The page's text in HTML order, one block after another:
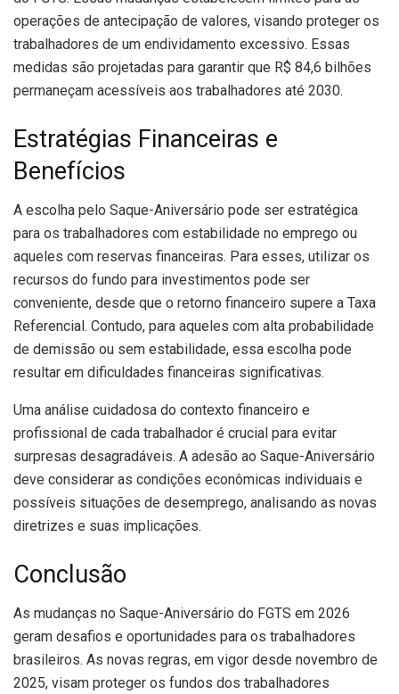
operações de antecipação de valores, visando proteger os
trabalhadores de um endividamento excessivo. Essas
medidas são projetadas para garantir que R$ 84,6 bilhões
permaneçam acessíveis aos trabalhadores até 2030.
Estratégias Financeiras e
Benefícios
A escolha pelo Saque-Aniversário pode ser estratégica
para os trabalhadores com estabilidade no emprego ou
aqueles com reservas financeiras. Para esses, utilizar os
recursos do fundo para investimentos pode ser
conveniente, desde que o retorno financeiro supere a Taxa
Referencial. Contudo, para aqueles com alta probabilidade
de demissão ou sem estabilidade, essa escolha pode
resultar em dificuldades financeiras significativas.
Uma análise cuidadosa do contexto financeiro e
profissional de cada trabalhador é crucial para evitar
surpresas desagradáveis. A adesão ao Saque-Aniversário
deve considerar as condições econômicas individuais e
possíveis situações de desemprego, analisando as novas
diretrizes e suas implicações.
Conclusão
As mudanças no Saque-Aniversário do FGTS em 2026
geram desafios e oportunidades para os trabalhadores
brasileiros. As novas regras, em vigor desde novembro de
2025, visam proteger os fundos dos trabalhadores